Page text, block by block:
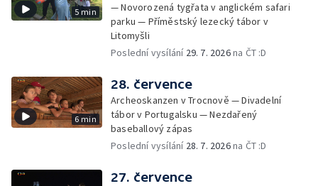
5 min
— Novorozená tygřata v anglickém safari
parku — Příměstský lezecký tábor v
Litomyšli
Poslední vysílání 29. 7. 2026na ČT :D
6 min
28. července
Archeoskanzen v Trocnově — Divadelní
tábor v Portugalsku — Nezdařený
baseballový zápas
Poslední vysílání 28. 7. 2026na ČT :D
27. července